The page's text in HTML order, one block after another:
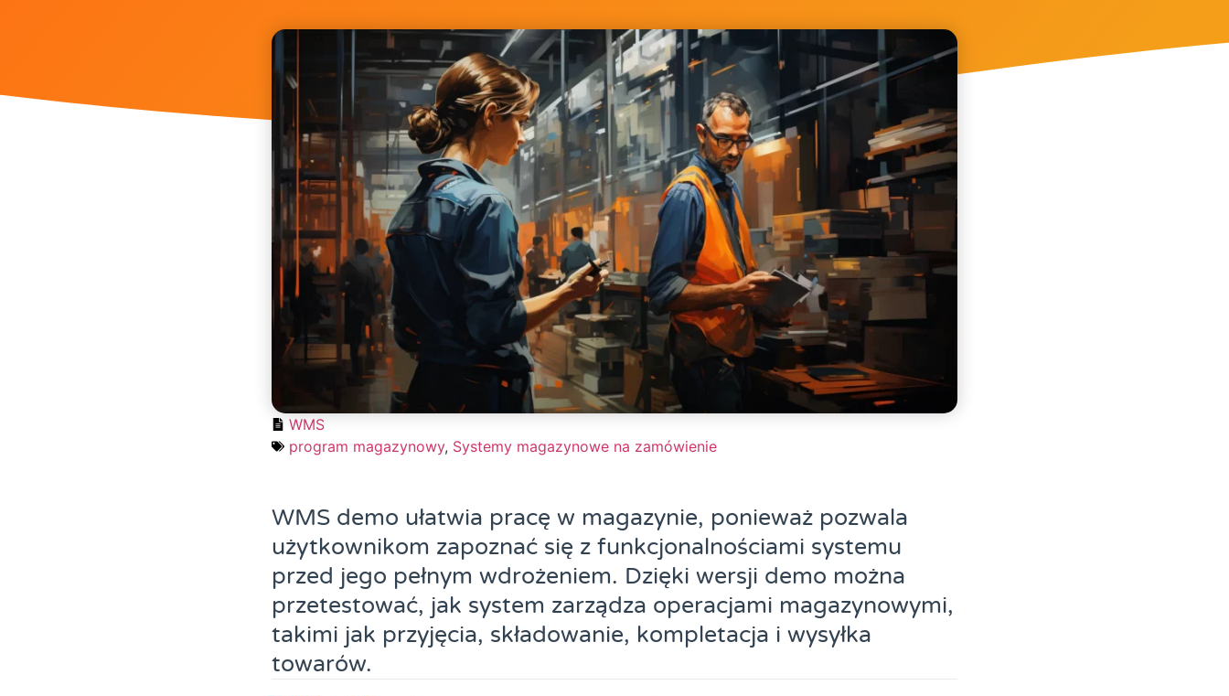
WMS
program magazynowy, Systemy magazynowe na zamówienie
WMS demo ułatwia pracę w magazynie, ponieważ pozwala
użytkownikom zapoznać się z funkcjonalnościami systemu
przed jego pełnym wdrożeniem. Dzięki wersji demo można
przetestować, jak system zarządza operacjami magazynowymi,
takimi jak przyjęcia, składowanie, kompletacja i wysyłka
towarów.